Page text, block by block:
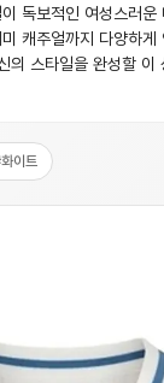
독보적인 여성스러
캐주얼까지 다양하
스타일을 완성할 이
화이트